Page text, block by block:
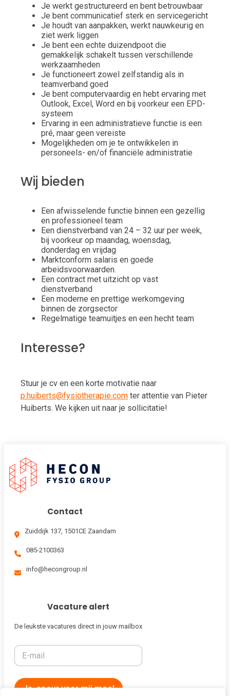
Je werkt gestructureerd en bent betrouwbaar
Je bent communicatief sterk en servicegericht
Je houdt van aanpakken, werkt nauwkeurig en
ziet werk liggen
Je bent een echte duizendpoot die
gemakkelijk schakelt tussen verschillende
werkzaamheden
Je functioneert zowel zelfstandig als in
teamverband goed
Je bent computervaardig en hebt ervaring met
Outlook, Excel, Word en bij voorkeur een EPD-
systeem
Ervaring in een administratieve functie is een
pré, maar geen vereiste
Mogelijkheden om je te ontwikkelen in
personeels- en/of financiële administratie
Wij bieden
Een afwisselende functie binnen een gezellig
en professioneel team
Een dienstverband van 24 – 32 uur per week,
bij voorkeur op maandag, woensdag,
donderdag en vrijdag
Marktconform salaris en goede
arbeidsvoorwaarden.
Een contract met uitzicht op vast
dienstverband
Een moderne en prettige werkomgeving
binnen de zorgsector
Regelmatige teamuitjes en een hecht team
Interesse?
Stuur je cv en een korte motivatie naar
p.huiberts@fysiotherapie.com ter attentie van Pieter
Huiberts. We kijken uit naar je sollicitatie!
Contact
Zuiddijk 137, 1501CE Zaandam
085-2100363
info@hecongroup.nl
Vacature alert
De leukste vacatures direct in jouw mailbox
Ja, speur voor mij mee!